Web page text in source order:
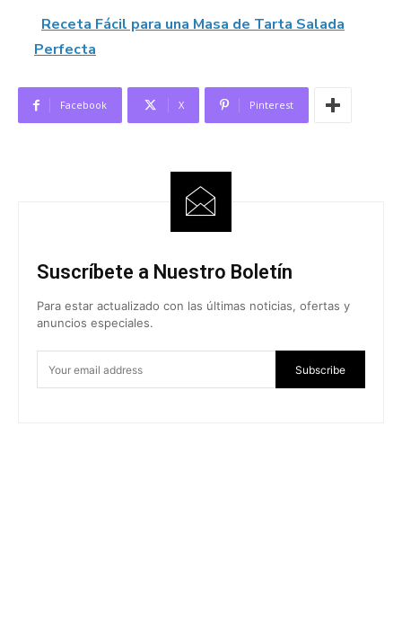
Receta Fácil para una Masa de Tarta Salada
Perfecta
Facebook X Pinterest
Suscríbete a Nuestro Boletín
Para estar actualizado con las últimas noticias, ofertas y
anuncios especiales.
Subscribe